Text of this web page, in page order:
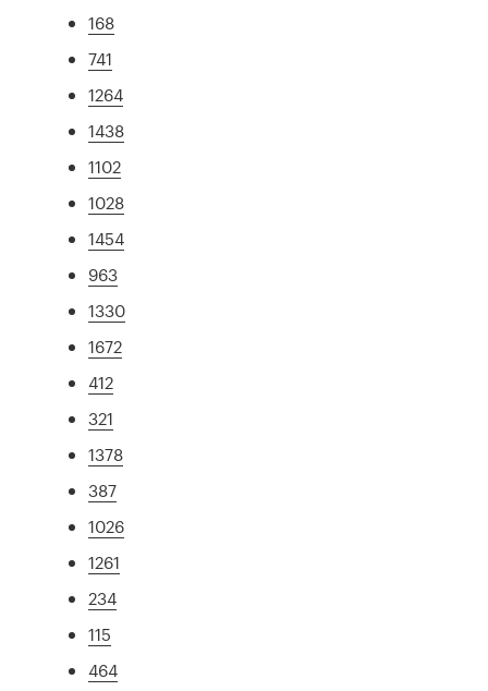
168
741
1264
1438
1102
1028
1454
963
1330
1672
412
321
1378
387
1026
1261
234
115
464